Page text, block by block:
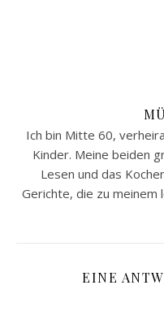
Ich bin Mitte 60,
Kinder. Meine beiden
Lesen und das
Gerichte, die zu
EINE